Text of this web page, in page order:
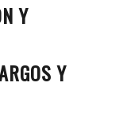
Y
Y